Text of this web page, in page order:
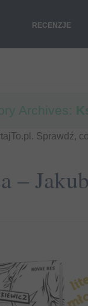
RECENZJE
Archives:
Sprawdź,
–